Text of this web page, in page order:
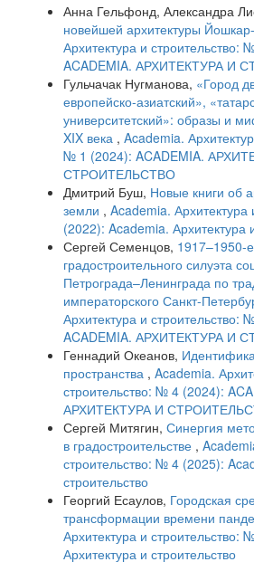
Анна Гельфонд, Александра
новейшей архитектуры
Архитектура и строительство:
ACADEMIA. АРХИТЕКТУРА И
Гульчачак Нугманова, «Город
европейско-азиатский»,
университетский»: образы и
XIX века , Academia.
№ 1 (2024): ACADEMIA.
СТРОИТЕЛЬСТВО
Дмитрий Буш, Новые книги об
земли , Academia.
(2022): Academia. Архитектура
Сергей Семенцов, 1917–1950-
градостроительного силуэта
Петрограда–Ленинграда по
императорского Санкт-
Архитектура и строительство:
ACADEMIA. АРХИТЕКТУРА И
Геннадий Океанов,
пространства , Academia.
строительство: № 4 (2024):
АРХИТЕКТУРА И
Сергей Митягин, Синергия
в градостроительстве ,
строительство: № 4 (2025):
строительство
Георгий Есаулов, Городская
трансформации времени
Архитектура и
Архитектура и строительство